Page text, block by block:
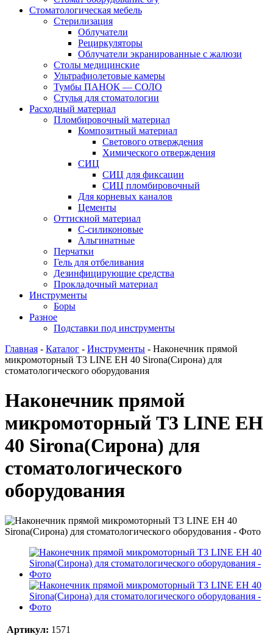
Стоматологическая мебель
Стерилизация
Облучатели
Рециркуляторы
Облучатели экранированные с жалюзи
Столы медицинские
Ультрафиолетовые камеры
Тумбы ПАНОК — СОЛО
Стулья для стоматологии
Расходный материал
Пломбировочный материал
Композитный материал
Светового отверждения
Химического отверждения
СИЦ
СИЦ для фиксации
СИЦ пломбировочный
Для корневых каналов
Цементы
Оттискной материал
С-силиконовые
Альгинатные
Перчатки
Гель для отбеливания
Дезинфицирующие средства
Прокладочный материал
Инструменты
Боры
Разное
Подставки под инструменты
Главная - Каталог - Инструменты - Наконечник прямой
микромоторный T3 LINE EH 40 Sirona(Сирона) для
стоматологического оборудования
Наконечник прямой
микромоторный T3 LINE EH
40 Sirona(Сирона) для
стоматологического
оборудования
Артикул: 1571